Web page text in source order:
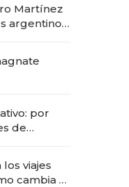
Martínez
argentinos
por
de
viajes
cambia el